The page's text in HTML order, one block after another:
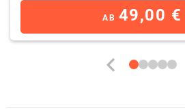
AB 49,00 €